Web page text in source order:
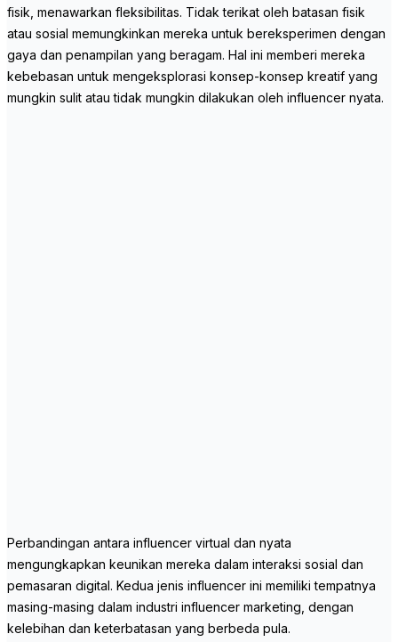
fisik, menawarkan fleksibilitas. Tidak terikat oleh batasan fisik
atau sosial memungkinkan mereka untuk bereksperimen dengan
gaya dan penampilan yang beragam. Hal ini memberi mereka
kebebasan untuk mengeksplorasi konsep-konsep kreatif yang
mungkin sulit atau tidak mungkin dilakukan oleh influencer nyata.
Perbandingan antara influencer virtual dan nyata
mengungkapkan keunikan mereka dalam interaksi sosial dan
pemasaran digital. Kedua jenis influencer ini memiliki tempatnya
masing-masing dalam industri influencer marketing, dengan
kelebihan dan keterbatasan yang berbeda pula.